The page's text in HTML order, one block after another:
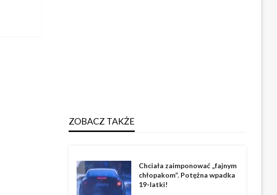
ZOBACZ TAKŻE
Chciała zaimponować „fajnym
chłopakom”. Potężna wpadka
19-latki!